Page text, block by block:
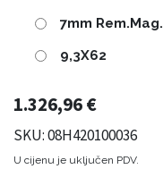
7mm Rem.Mag.
9,3X62
1.326,96€
SKU: 08H420100036
U cijenu je uključen PDV.